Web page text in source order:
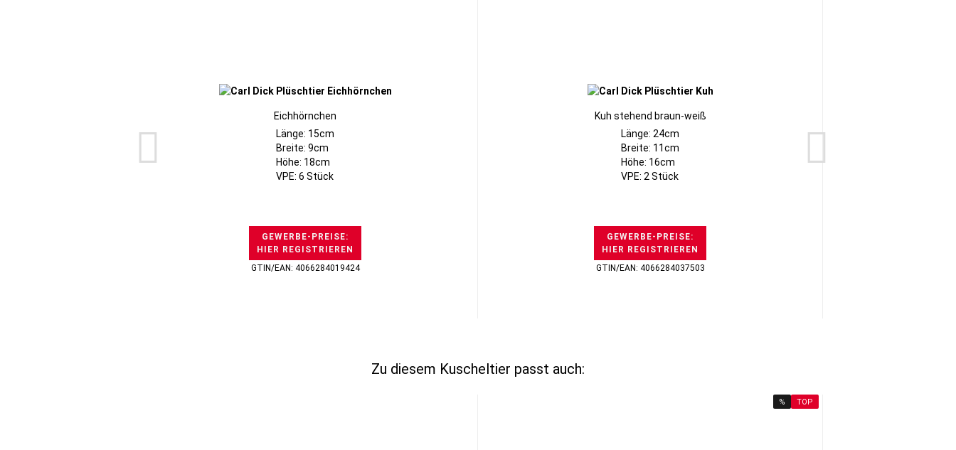
Eichhörnchen
Länge: 15cm
Breite: 9cm
Höhe: 18cm
VPE: 6 Stück
GEWERBE-PREISE:
HIER REGISTRIEREN
GTIN/EAN: 4066284019424
Kuh stehend braun-weiß
Länge: 24cm
Breite: 11cm
Höhe: 16cm
VPE: 2 Stück
GEWERBE-PREISE:
HIER REGISTRIEREN
GTIN/EAN: 4066284037503
Zu diesem Kuscheltier passt auch:
% TOP